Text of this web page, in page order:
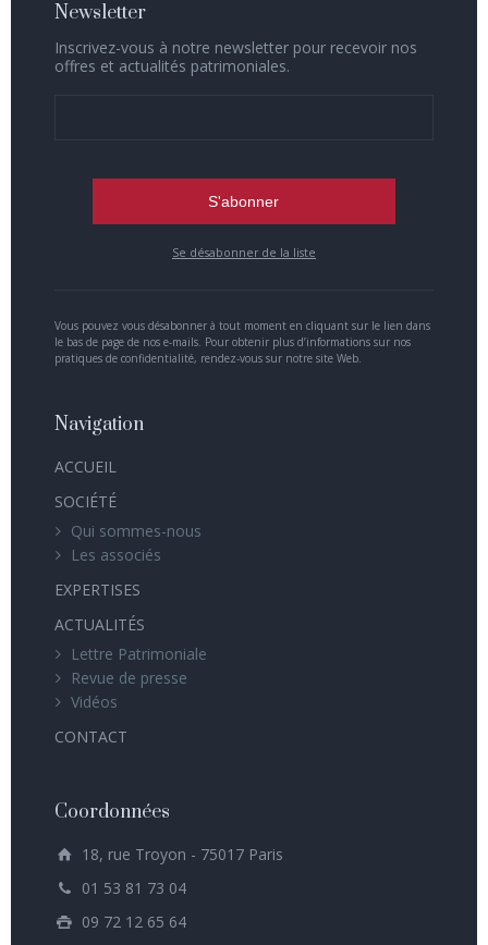
Newsletter
Inscrivez-vous à notre newsletter pour recevoir nos
offres et actualités patrimoniales.
Se désabonner de la liste
Vous pouvez vous désabonner à tout moment en cliquant sur le lien dans
le bas de page de nos e-mails. Pour obtenir plus d’informations sur nos
pratiques de confidentialité, rendez-vous sur notre site Web.
Navigation
ACCUEIL
SOCIÉTÉ
Qui sommes-nous
Les associés
EXPERTISES
ACTUALITÉS
Lettre Patrimoniale
Revue de presse
Vidéos
CONTACT
Coordonnées
18, rue Troyon - 75017 Paris
01 53 81 73 04
09 72 12 65 64